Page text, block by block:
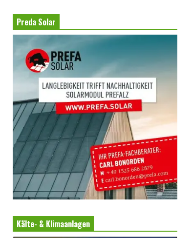
Preda Solar
Kälte- & Klimaanlagen